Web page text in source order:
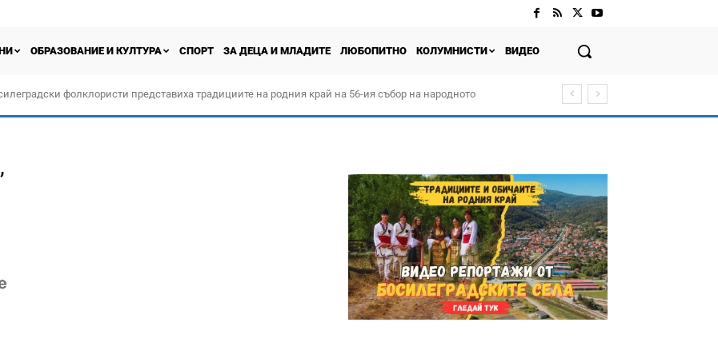
ОБРАЗОВАНИЕ И КУЛТУРА СПОРТ ЗА ДЕЦА И МЛАДИТЕ ЛЮБОПИТНО КОЛУМНИСТИ ВИДЕО
фолклористи представиха традициите на родния край на 56-ия събор на народното
„Прођох Левач, прођох Шумадију“